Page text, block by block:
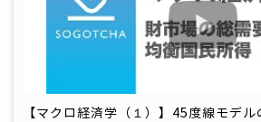
【マクロ経済学（１）】45度線モデ